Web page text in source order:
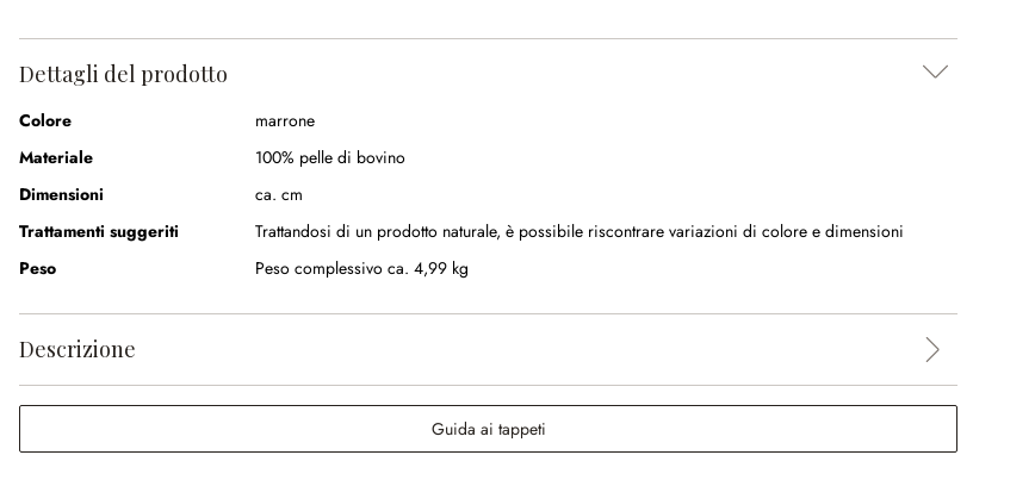
Dettagli del prodotto
Colore
marrone
Materiale
100% pelle di bovino
Dimensioni
ca. cm
Trattamenti suggeriti
Trattandosi di un prodotto naturale, è possibile riscontrare variazioni di colore e dimensioni
Peso
Peso complessivo ca. 4,99 kg
Descrizione
Guida ai tappeti